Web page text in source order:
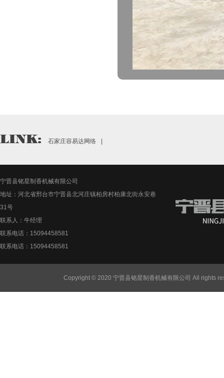
石家庄容易达网络
宁晋县铭星制香机械有限公司
地址：河北省邢台市宁晋县北河庄镇柏房村柏康北街永安巷
31号
联系人：牛经理
联系电话：15094458581
联系电话：15094458581
Copyright © 2020 宁晋县铭星制香机械有限公司 All rights